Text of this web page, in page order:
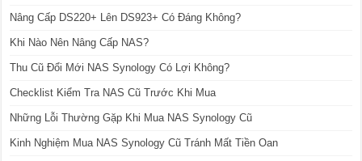
Nâng Cấp DS220+ Lên DS923+ Có Đáng Không?
Khi Nào Nên Nâng Cấp NAS?
Thu Cũ Đổi Mới NAS Synology Có Lợi Không?
Checklist Kiểm Tra NAS Cũ Trước Khi Mua
Những Lỗi Thường Gặp Khi Mua NAS Synology Cũ
Kinh Nghiệm Mua NAS Synology Cũ Tránh Mất Tiền Oan